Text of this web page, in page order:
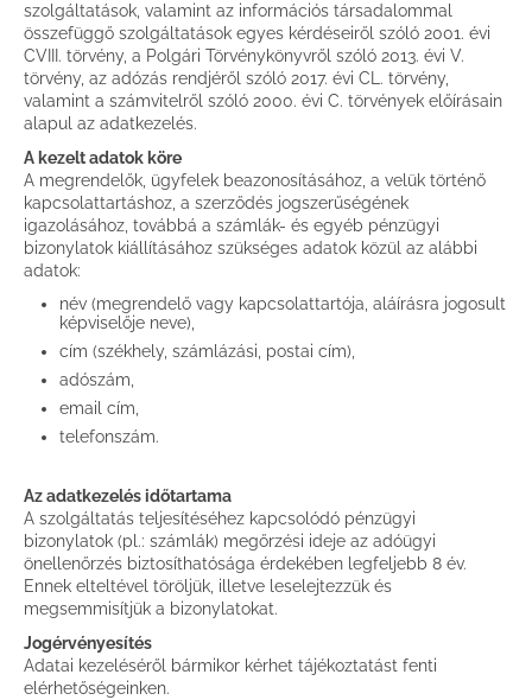
szolgáltatások, valamint az információs társadalommal
összefüggő szolgáltatások egyes kérdéseiről szóló 2001. évi
CVIII. törvény, a Polgári Törvénykönyvről szóló 2013. évi V.
törvény, az adózás rendjéről szóló 2017. évi CL. törvény,
valamint a számvitelről szóló 2000. évi C. törvények előírásain
alapul az adatkezelés.
A kezelt adatok köre
A megrendelők, ügyfelek beazonosításához, a velük történő
kapcsolattartáshoz, a szerződés jogszerűségének
igazolásához, továbbá a számlák- és egyéb pénzügyi
bizonylatok kiállításához szükséges adatok közül az alábbi
adatok:
név (megrendelő vagy kapcsolattartója, aláírásra jogosult
képviselője neve),
cím (székhely, számlázási, postai cím),
adószám,
email cím,
telefonszám.
Az adatkezelés időtartama
A szolgáltatás teljesítéséhez kapcsolódó pénzügyi
bizonylatok (pl.: számlák) megőrzési ideje az adóügyi
önellenőrzés biztosíthatósága érdekében legfeljebb 8 év.
Ennek elteltével töröljük, illetve leselejtezzük és
megsemmisítjük a bizonylatokat.
Jogérvényesítés
Adatai kezeléséről bármikor kérhet tájékoztatást fenti
elérhetőségeinken.